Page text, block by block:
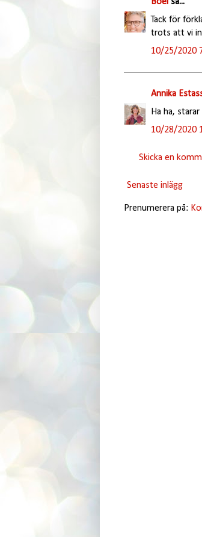
Boelsa...
Tack för
trots att vi
10/25/2020
Annika
Ha ha,
10/28/2020
Skicka en
Senaste inlägg
Prenumerera på: